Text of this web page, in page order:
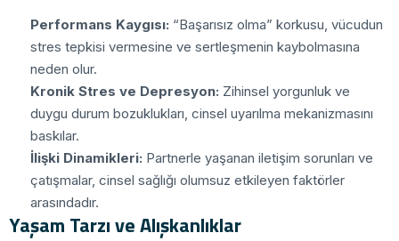
Performans Kaygısı: “Başarısız olma” korkusu, vücudun
stres tepkisi vermesine ve sertleşmenin kaybolmasına
neden olur.
Kronik Stres ve Depresyon: Zihinsel yorgunluk ve
duygu durum bozuklukları, cinsel uyarılma mekanizmasını
baskılar.
İlişki Dinamikleri: Partnerle yaşanan iletişim sorunları ve
çatışmalar, cinsel sağlığı olumsuz etkileyen faktörler
arasındadır.
Yaşam Tarzı ve Alışkanlıklar